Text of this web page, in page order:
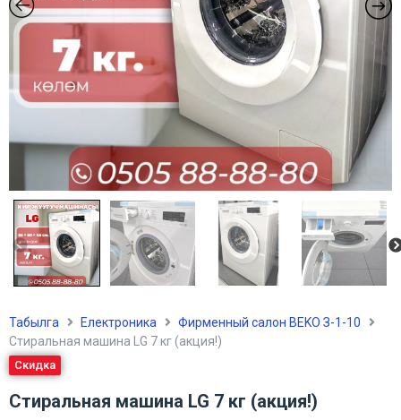
Табылга Електроника
Фирменный салон BEKO З-1-10
Стиральная машина LG 7 кг (акция!)
Скидка
Стиральная машина LG 7 кг (акция!)